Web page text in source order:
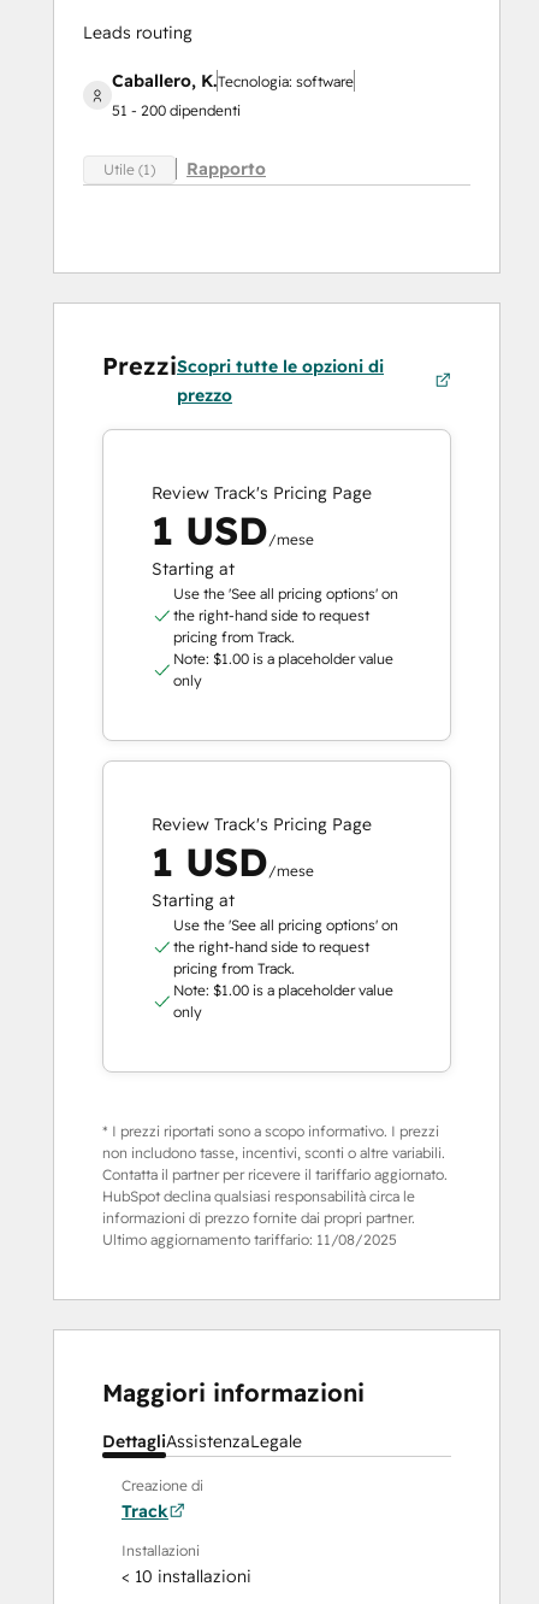
Leads routing
Caballero, K.Tecnologia: software
51 - 200 dipendenti
Utile (1) Rapporto
PrezziScopri tutte le opzioni di
prezzo
Review Track's Pricing Page
1 USD/mese
Starting at
Use the 'See all pricing options' on
the right-hand side to request
pricing from Track.
Note: $1.00 is a placeholder value
only
Review Track's Pricing Page
1 USD/mese
Starting at
Use the 'See all pricing options' on
the right-hand side to request
pricing from Track.
Note: $1.00 is a placeholder value
only
* I prezzi riportati sono a scopo informativo. I prezzi
non includono tasse, incentivi, sconti o altre variabili.
Contatta il partner per ricevere il tariffario aggiornato.
HubSpot declina qualsiasi responsabilità circa le
informazioni di prezzo fornite dai propri partner.
Ultimo aggiornamento tariffario: 11/08/2025
Maggiori informazioni
DettagliAssistenzaLegale
Creazione di
Track
Installazioni
< 10 installazioni